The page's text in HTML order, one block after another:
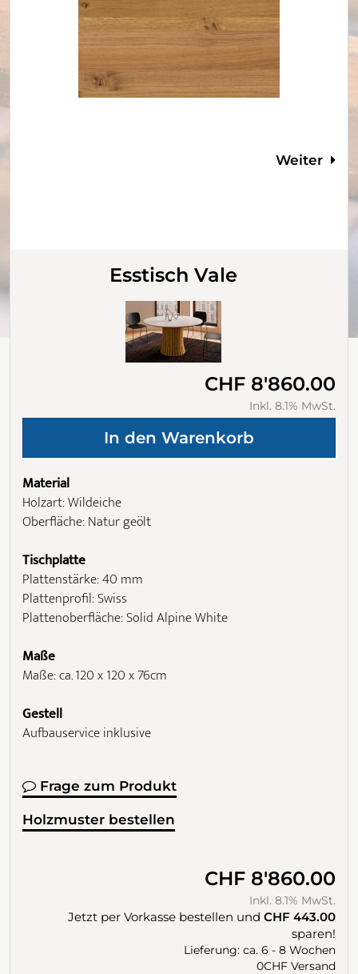
Weiter
Esstisch Vale
CHF 8'860.00
Inkl. 8.1% MwSt.
Material
Holzart: Wildeiche
Oberfläche: Natur geölt
Tischplatte
Plattenstärke: 40 mm
Plattenprofil: Swiss
Plattenoberfläche: Solid Alpine White
Maße
Maße: ca. 120 x 120 x 76cm
Gestell
Aufbauservice inklusive
Frage zum Produkt
Holzmuster bestellen
CHF 8'860.00
Inkl. 8.1% MwSt.
Jetzt per Vorkasse bestellen und CHF 443.00
sparen!
Lieferung: ca. 6 - 8 Wochen
0CHF Versand